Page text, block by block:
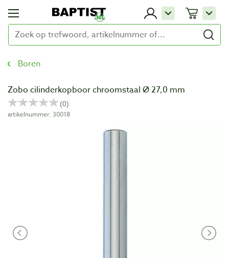
Boren
Zobo cilinderkopboor chroomstaal Ø 27,0 mm
artikelnummer: 30018